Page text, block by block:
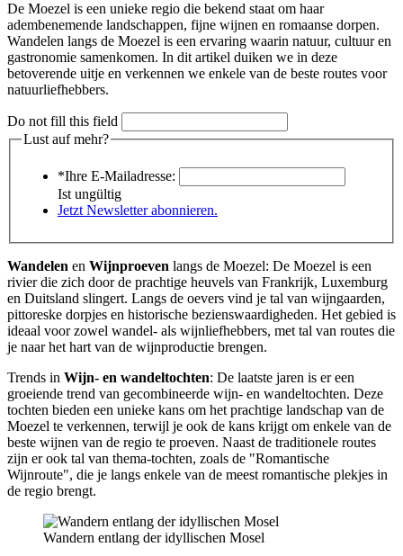
De Moezel is een unieke regio die bekend staat om haar
adembenemende landschappen, fijne wijnen en romaanse dorpen.
Wandelen langs de Moezel is een ervaring waarin natuur, cultuur en
gastronomie samenkomen. In dit artikel duiken we in deze
betoverende uitje en verkennen we enkele van de beste routes voor
natuurliefhebbers.
Do not fill this field
Lust auf mehr?
*Ihre E-Mailadresse:
Ist ungültig
Jetzt Newsletter abonnieren.
Wandelen en Wijnproeven langs de Moezel: De Moezel is een
rivier die zich door de prachtige heuvels van Frankrijk, Luxemburg
en Duitsland slingert. Langs de oevers vind je tal van wijngaarden,
pittoreske dorpjes en historische bezienswaardigheden. Het gebied is
ideaal voor zowel wandel- als wijnliefhebbers, met tal van routes die
je naar het hart van de wijnproductie brengen.
Trends in Wijn- en wandeltochten: De laatste jaren is er een
groeiende trend van gecombineerde wijn- en wandeltochten. Deze
tochten bieden een unieke kans om het prachtige landschap van de
Moezel te verkennen, terwijl je ook de kans krijgt om enkele van de
beste wijnen van de regio te proeven. Naast de traditionele routes
zijn er ook tal van thema-tochten, zoals de "Romantische
Wijnroute", die je langs enkele van de meest romantische plekjes in
de regio brengt.
Wandern entlang der idyllischen Mosel